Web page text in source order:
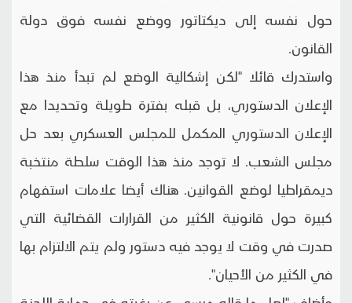
حول نفسه إلى ديكتاتور ووضع نفسه فوق دولة
القانون.
واستدرك قائلا "لكن إشكالية الوضع لم تبدأ منذ هذا
الإعلان الدستوري، بل قبله بفترة طويلة وتحديدا مع
الإعلان الدستوري المكمل للمجلس العسكري بعد حل
مجلس الشعب. لا توجد منذ هذا الوقت سلطة منتخبة
ديمقراطيا لوضع القوانين. هناك أيضا علامات استفهام
كبيرة حول قانونية الكثير من القرارات القضائية التي
صدرت في وقت لا يوجد فيه دستور ولم يتم الالتزام بها
في الكثير من الأحيان".